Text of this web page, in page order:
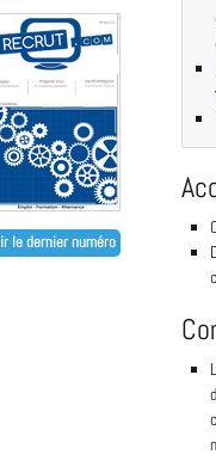
le dernier numéro